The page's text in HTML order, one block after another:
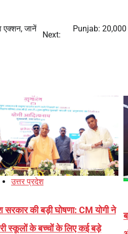
एक्शन, जानें
Next:
Punjab: 20,000
उत्तर प्रदेश
सरकार की बड़ी घोषणा: CM योगी ने
स्कूलों के बच्चों के लिए कई बड़े